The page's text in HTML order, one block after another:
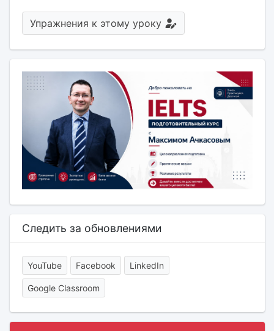
Упражнения к этому уроку
Следить за обновлениями
YouTube Facebook LinkedIn
Google Classroom